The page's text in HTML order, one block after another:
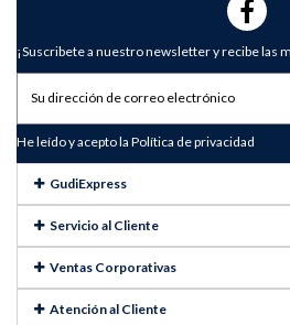
¡Suscribete a nuestro newsletter y recibe las
He leído y acepto la Política de privacidad
GudiExpress
Servicio al Cliente
Ventas Corporativas
Atención al Cliente